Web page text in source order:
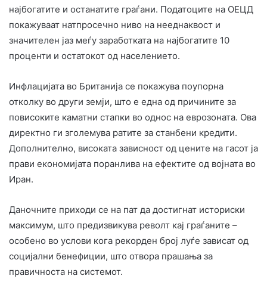
најбогатите и останатите граѓани. Податоците на ОЕЦД
покажуваат натпросечно ниво на нееднаквост и
значителен јаз меѓу заработката на најбогатите 10
проценти и остатокот од населението.
Инфлацијата во Британија се покажува поупорна
отколку во други земји, што е една од причините за
повисоките каматни стапки во однос на еврозоната. Ова
директно ги зголемува ратите за станбени кредити.
Дополнително, високата зависност од цените на гасот ја
прави економијата поранлива на ефектите од војната во
Иран.
Даночните приходи се на пат да достигнат историски
максимум, што предизвикува револт кај граѓаните –
особено во услови кога рекорден број луѓе зависат од
социјални бенефиции, што отвора прашања за
правичноста на системот.